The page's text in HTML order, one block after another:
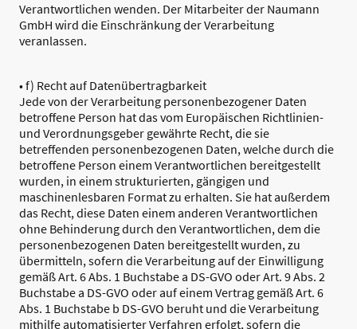
Verantwortlichen wenden. Der Mitarbeiter der Naumann
GmbH wird die Einschränkung der Verarbeitung
veranlassen.
• f) Recht auf Datenübertragbarkeit
Jede von der Verarbeitung personenbezogener Daten
betroffene Person hat das vom Europäischen Richtlinien-
und Verordnungsgeber gewährte Recht, die sie
betreffenden personenbezogenen Daten, welche durch die
betroffene Person einem Verantwortlichen bereitgestellt
wurden, in einem strukturierten, gängigen und
maschinenlesbaren Format zu erhalten. Sie hat außerdem
das Recht, diese Daten einem anderen Verantwortlichen
ohne Behinderung durch den Verantwortlichen, dem die
personenbezogenen Daten bereitgestellt wurden, zu
übermitteln, sofern die Verarbeitung auf der Einwilligung
gemäß Art. 6 Abs. 1 Buchstabe a DS-GVO oder Art. 9 Abs. 2
Buchstabe a DS-GVO oder auf einem Vertrag gemäß Art. 6
Abs. 1 Buchstabe b DS-GVO beruht und die Verarbeitung
mithilfe automatisierter Verfahren erfolgt, sofern die